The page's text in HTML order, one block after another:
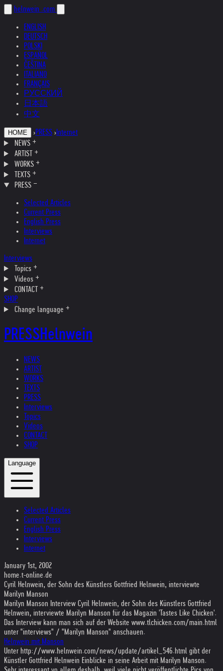
helnwein .com
ENGLISH
DEUTSCH
POLSKI
ESPAÑOL
ČEŠTINA
ITALIANO
FRANÇAIS
РУССКИЙ
日本語
中文
HOME ›PRESS ›Internet
NEWS
ARTIST
WORKS
TEXTS
PRESS
Selected Articles
Current Press
English Press
Interviews
Internet
Interviews
Topics
Videos
CONTACT
SHOP
Change language
PRESSHelnwein
NEWS
ARTIST
WORKS
TEXTS
PRESS
Interviews
Topics
Videos
CONTACT
SHOP
Language
Selected Articles
Current Press
English Press
Interviews
Internet
January 1st, 2002
home.t-online.de
Cyril Helnwein, der Sohn des Künstlers Gottfried Helnwein, interviewte
Marilyn Manson
Marilyn Manson Interview Cyril Helnwein, der Sohn des Künstlers Gottfried
Helnwein, interviewte Marilyn Manson für das Magazin 'Tastes Like Chicken'.
Das Interview kann man sich auf der Website www.tlchicken.com/main.html
unter "interviews" / "Marilyn Manson" anschauen.
Helnwein mit Manson
Unter http://www.helnwein.com/news/update/artikel_546.html gibt der
Künstler Gottfried Helnwein Einblicke in seine Arbeit mit Marilyn Manson.